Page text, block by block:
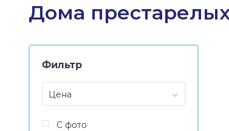
Дома
Фильтр
Цена
С фото